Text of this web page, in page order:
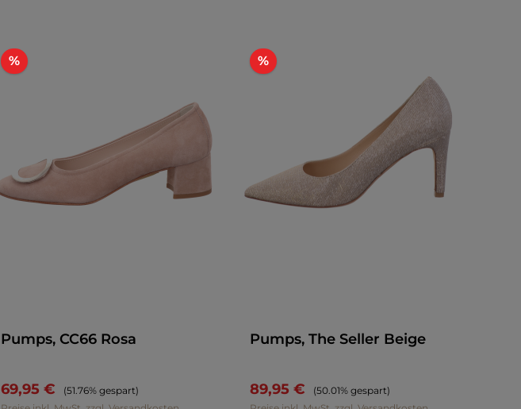
%Rabatt
Pumps, CC66 Rosa
69,95 € Regulärer Preis:
(51.76% gespart)
%Rabatt
Pumps, The Seller Beige
89,95 € Regulärer Preis:
(50.01% gespart)